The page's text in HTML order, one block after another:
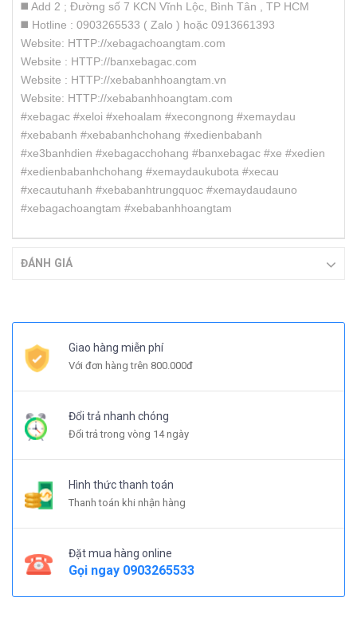
◼️ Add 2 ; Đường số 7 KCN Vĩnh Lộc, Bình Tân , TP HCM
◼️ Hotline : 0903265533 ( Zalo ) hoặc 0913661393
Website: HTTP://xebagachoangtam.com
Website : HTTP://banxebagac.com
Website : HTTP://xebabanhhoangtam.vn
Website: HTTP://xebabanhhoangtam.com
#xebagac #xeloi #xehoalam #xecongnong #xemaydau
#xebabanh #xebabanhchohang #xedienbabanh
#xe3banhdien #xebagacchohang #banxebagac #xe #xedien
#xedienbabanhchohang #xemaydaukubota #xecau
#xecautuhanh #xebabanhtrungquoc #xemaydaudauno
#xebagachoangtam #xebabanhhoangtam
ĐÁNH GIÁ
Giao hàng miễn phí
Với đơn hàng trên 800.000đ
Đổi trả nhanh chóng
Đổi trả trong vòng 14 ngày
Hình thức thanh toán
Thanh toán khi nhận hàng
Đặt mua hàng online
Gọi ngay 0903265533